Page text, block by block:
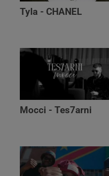
Tyla - CHANEL
Mocci - Tes7arni